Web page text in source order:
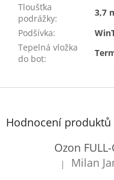
Tloušťka
podrážky:
3,7
Podšívka:
Tepelná vložka
do bot:
Z
Hodnocení produktů
Ozon
Hodnocení
| Milan